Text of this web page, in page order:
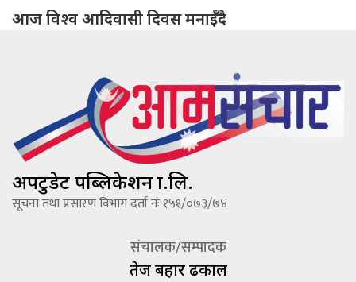
आज विश्व आदिवासी दिवस मनाइँदै
अपटुडेट पब्लिकेशन प्रा.लि.
सूचना तथा प्रसारण विभाग दर्ता नंः १५१/०७३/७४
संचालक/सम्पादक
तेज बहादूर ढकाल